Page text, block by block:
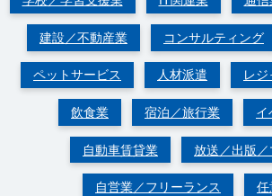
建設／不動産業 コンサルティング
ペットサービス 人材派遣 レ
飲食業 宿泊／旅行業 イ
自動車賃貸業 放送／出版／
自営業／フリーランス 任